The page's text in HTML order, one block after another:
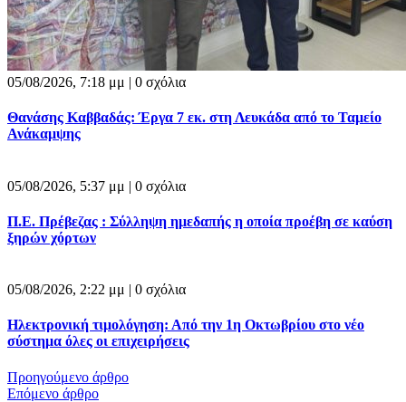
05/08/2026, 7:18 μμ | 0 σχόλια
Θανάσης Καββαδάς: Έργα 7 εκ. στη Λευκάδα από το Ταμείο
Ανάκαμψης
05/08/2026, 5:37 μμ | 0 σχόλια
Π.Ε. Πρέβεζας : Σύλληψη ημεδαπής η οποία προέβη σε καύση
ξηρών χόρτων
05/08/2026, 2:22 μμ | 0 σχόλια
Ηλεκτρονική τιμολόγηση: Από την 1η Οκτωβρίου στο νέο
σύστημα όλες οι επιχειρήσεις
Προηγούμενο άρθρο
Επόμενο άρθρο